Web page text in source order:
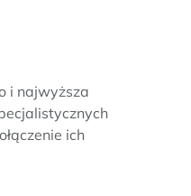
i najwyższa
ich